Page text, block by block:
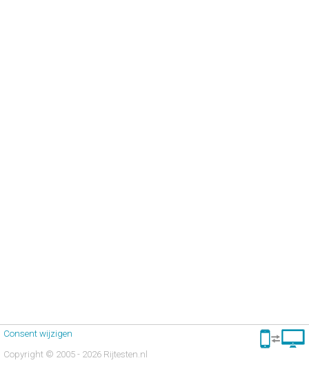
Consent wijzigen
Copyright © 2005 - 2026 Rijtesten.nl